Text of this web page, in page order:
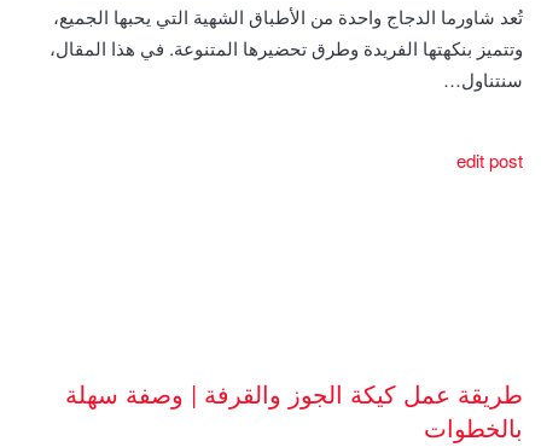
تُعد شاورما الدجاج واحدة من الأطباق الشهية التي يحبها الجميع،
وتتميز بنكهتها الفريدة وطرق تحضيرها المتنوعة. في هذا المقال،
سنتناول…
edit post
طريقة عمل كيكة الجوز والقرفة | وصفة سهلة
بالخطوات